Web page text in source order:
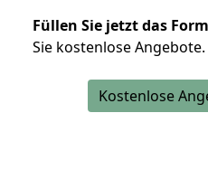
Füllen Sie jetzt das
Sie kostenlose Angebote.
Kostenlose